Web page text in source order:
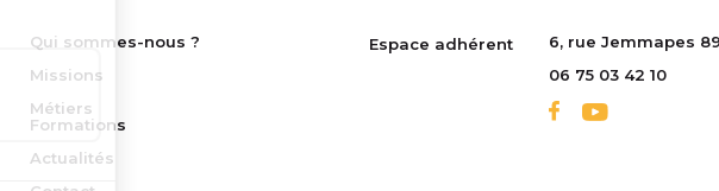
Qui sommes-nous ?
Missions
Métiers
Formations
Actualités
Espace adhérent
6, rue Jemmapes
06 75 03 42 10